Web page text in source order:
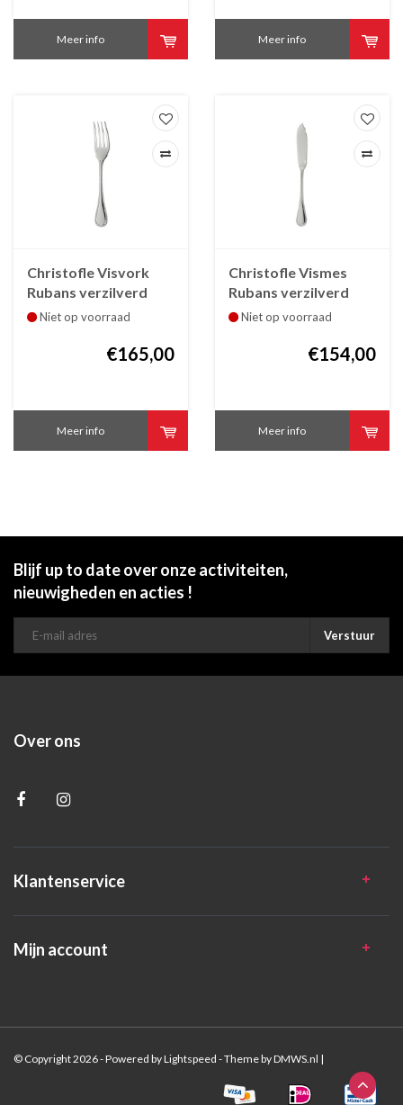
Meer info Meer info
Christofle Visvork
Rubans verzilverd
Niet op voorraad
€165,00
Meer info
Christofle Vismes
Rubans verzilverd
Niet op voorraad
€154,00
Meer info
Blijf up to date over onze activiteiten,
nieuwigheden en acties !
Verstuur
Over ons
Klantenservice
Mijn account
© Copyright 2026 - Powered byLightspeed - Theme byDMWS.nl |